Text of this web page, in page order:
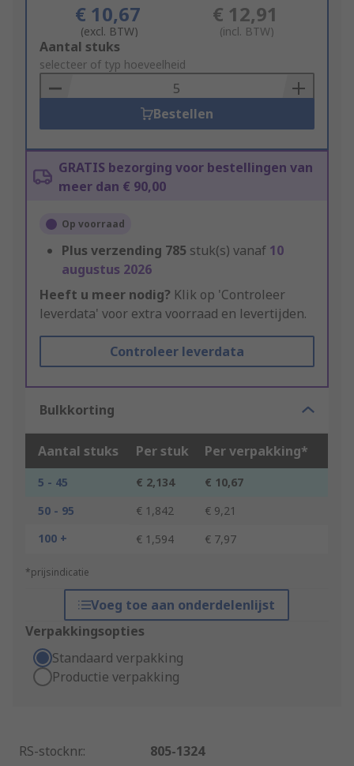
€ 10,67
(excl. BTW)
€ 12,91
(incl. BTW)
Add
to
Basket
Aantal stuks
selecteer of typ hoeveelheid
Bestellen
GRATIS bezorging voor bestellingen van
meer dan € 90,00
Op voorraad
Plus verzending 785 stuk(s) vanaf 10
augustus 2026
Heeft u meer nodig? Klik op 'Controleer
leverdata' voor extra voorraad en levertijden.
Controleer leverdata
Bulkkorting
Aantal stuks Per stuk Per verpakking*
5 - 45 € 2,134
€ 10,67
50 - 95
€ 1,842
€ 9,21
100 +
€ 1,594 € 7,97
*prijsindicatie
Voeg toe aan onderdelenlijst
Verpakkingsopties
Standaard verpakking
Productie verpakking
RS-stocknr.:
805-1324